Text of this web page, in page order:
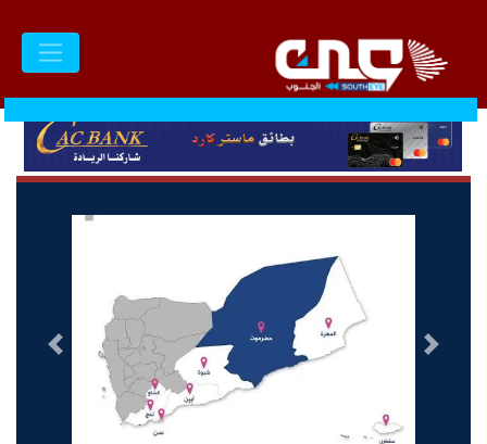
التالى السابق